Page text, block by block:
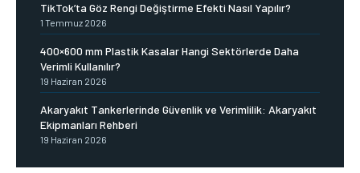
TikTok’ta Göz Rengi Değiştirme Efekti Nasıl Yapılır?
1 Temmuz 2026
400×600 mm Plastik Kasalar Hangi Sektörlerde Daha
Verimli Kullanılır?
19 Haziran 2026
Akaryakıt Tankerlerinde Güvenlik ve Verimlilik: Akaryakıt
Ekipmanları Rehberi
19 Haziran 2026